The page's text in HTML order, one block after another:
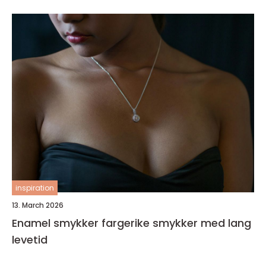
inspiration
13. March 2026
Enamel smykker fargerike smykker med lang
levetid